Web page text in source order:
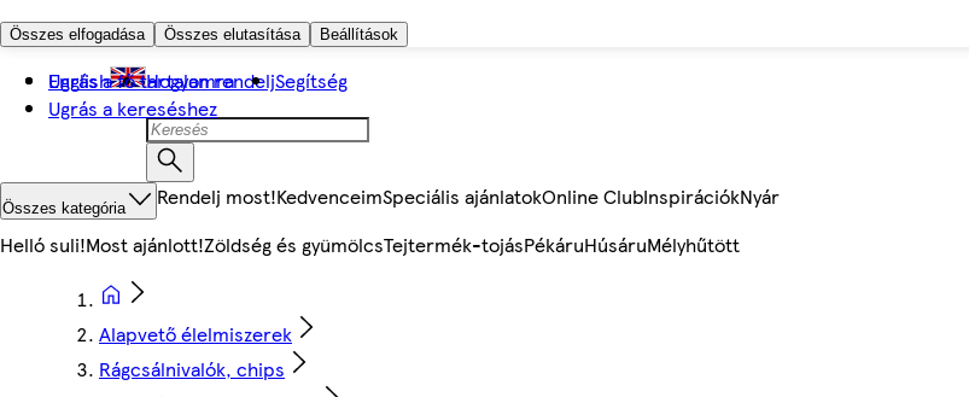
Összes elfogadása Összes elutasítása Beállítások
Ugrás a fő tartalomra
Ugrás a kereséshez
English Hogyan rendeljSegítség
Összes kategória Rendelj most!KedvenceimSpeciális ajánlatokOnline ClubInspirációkNyár
Helló suli!Most ajánlott!Zöldség és gyümölcsTejtermék-tojásPékáruHúsáruMélyhűtött
Alapvető élelmiszerek
Rágcsálnivalók, chips